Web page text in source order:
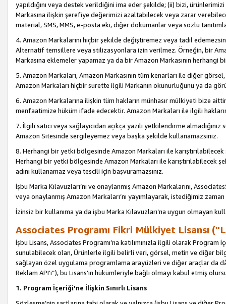
yapıldığını veya destek verildiğini ima eder şekilde; (ii) bizi,
Markasına ilişkin şerefiye değerimizi azaltabilecek veya zarar
material, SMS, MMS, e-posta eki, diğer dokümanlar veya sözlü
4. Amazon Markalarını hiçbir şekilde değiştiremez veya tadil
Alternatif temsillere veya stilizasyonlara izin verilmez. Örneğin, bir
Markasına eklemeler yapamaz ya da bir Amazon Markasının herhangi
5. Amazon Markaları, Amazon Markasının tüm kenarları ile diğer
Amazon Markaları hiçbir surette ilgili Markanın okunurluğunu ya da
6. Amazon Markalarına ilişkin tüm hakların münhasır mülkiyeti bize
menfaatimize hüküm ifade edecektir. Amazon Markaları ile ilgili
7. İlgili satıcı veya sağlayıcıdan açıkça yazılı yetkilendirme
Amazon Sitesinde sergileyemez veya başka şekilde kullanamazsınız.
8. Herhangi bir yetki bölgesinde Amazon Markaları ile
Herhangi bir yetki bölgesinde Amazon Markaları ile karıştırılabilecek
adını kullanamaz veya tescili için başvuramazsınız.
İşbu Marka Kılavuzları’nı ve onaylanmış Amazon Markalarını,
veya onaylanmış Amazon Markaları’nı yayımlayarak, istediğimiz
İzinsiz bir kullanıma ya da işbu Marka Kılavuzları’na uygun olmayan
Associates Programı Fikri Mülkiyet Lisansı
İşbu Lisans, Associates Programı’na katılımınızla ilgili olarak Program
sunulabilecek olan, Ürünlerle ilgili belirli veri, görsel, metin ve diğer
sağlayan özel uygulama programlama arayüzleri ve diğer araçlar da
Reklam API’ı”), bu Lisans’ın hükümleriyle bağlı olmayı kabul etmiş
1. Program İçeriği’ne İlişkin Sınırlı Lisans